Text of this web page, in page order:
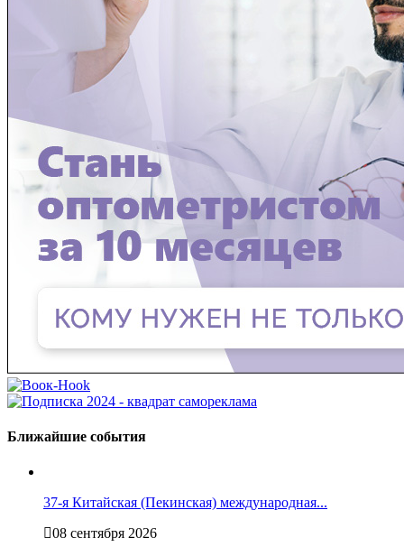
Ближайшие события
37-я Китайская (Пекинская) международная...
08 сентября 2026